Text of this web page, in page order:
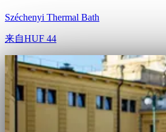
Széchenyi Thermal Bath
来自HUF 44